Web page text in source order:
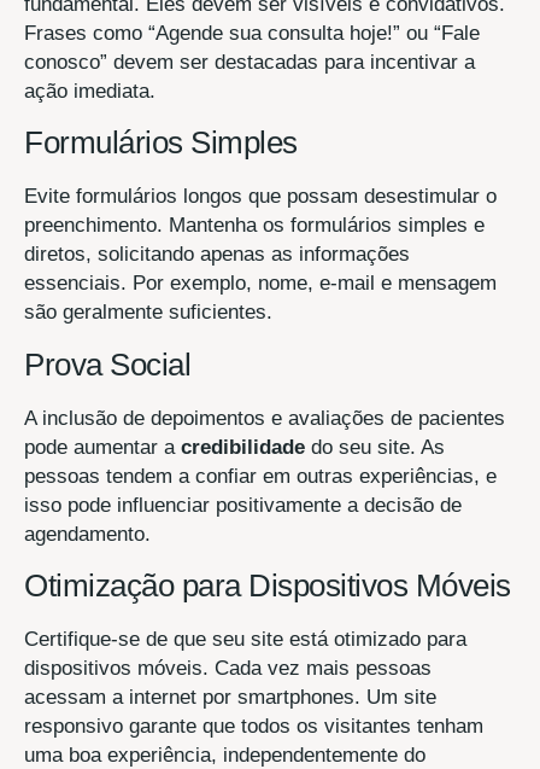
Frases como “Agende sua consulta hoje!” ou “Fale
conosco” devem ser destacadas para incentivar a
ação imediata.
Formulários Simples
Evite formulários longos que possam desestimular o
preenchimento. Mantenha os formulários simples e
diretos, solicitando apenas as informações
essenciais. Por exemplo, nome, e-mail e mensagem
são geralmente suficientes.
Prova Social
A inclusão de depoimentos e avaliações de pacientes
pode aumentar a credibilidade do seu site. As
pessoas tendem a confiar em outras experiências, e
isso pode influenciar positivamente a decisão de
agendamento.
Otimização para Dispositivos Móveis
Certifique-se de que seu site está otimizado para
dispositivos móveis. Cada vez mais pessoas
acessam a internet por smartphones. Um site
responsivo garante que todos os visitantes tenham
uma boa experiência, independentemente do